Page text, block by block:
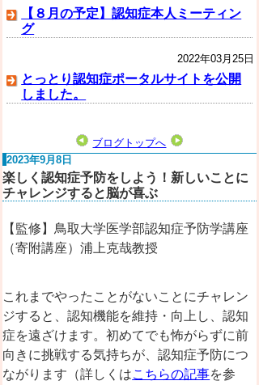
【８月の予定】認知症本人ミーティン
グ
2022年03月25日
とっとり認知症ポータルサイトを公開
しました。
ブログトップへ
2023年9月8日
楽しく認知症予防をしよう！新しいことに
チャレンジすると脳が喜ぶ
【監修】鳥取大学医学部認知症予防学講座
（寄附講座）浦上克哉教授
これまでやったことがないことにチャレン
ジすると、認知機能を維持・向上し、認知
症を遠ざけます。初めてでも怖がらずに前
向きに挑戦する気持ちが、認知症予防につ
ながります（詳しくはこちらの記事を参